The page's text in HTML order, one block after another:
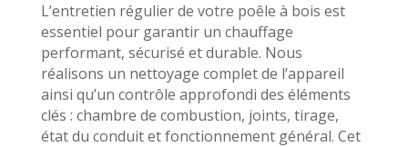
L’entretien régulier de votre poêle à bois est
essentiel pour garantir un chauffage
performant, sécurisé et durable. Nous
réalisons un nettoyage complet de l’appareil
ainsi qu’un contrôle approfondi des éléments
clés : chambre de combustion, joints, tirage,
état du conduit et fonctionnement général. Cet